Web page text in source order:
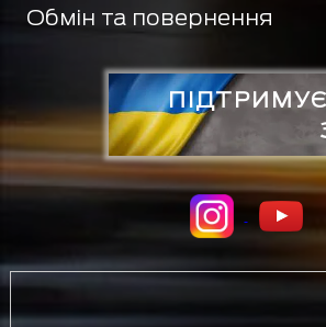
Обмін та повернення